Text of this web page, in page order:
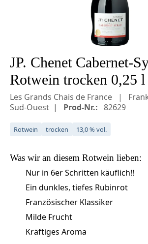
JP. Chenet Cabernet-
Rotwein trocken 0,25 l
Les Grands Chais de France
Sud-Ouest
Prod-Nr.: 82629
Rotwein trocken 13,0 % vol.
Was wir an diesem Rotwein lieben:
Nur in 6er Schritten käuflich!!
Ein dunkles, tiefes Rubinrot
Französischer Klassiker
Milde Frucht
Kräftiges Aroma